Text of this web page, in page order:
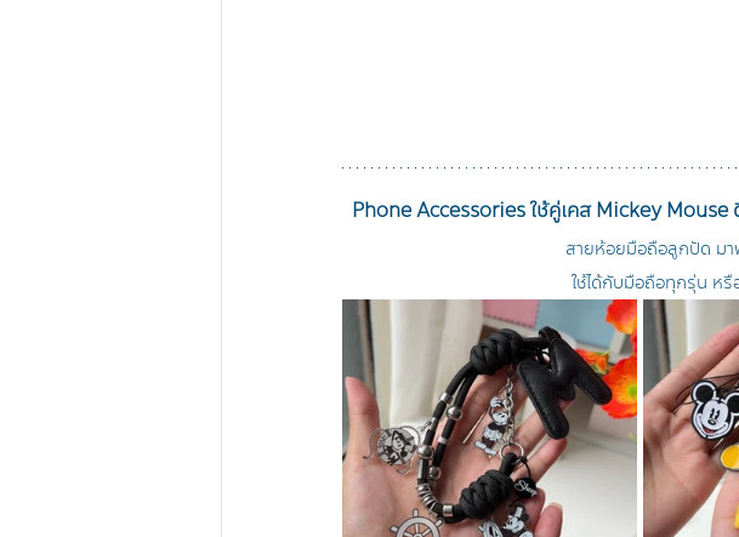
Phone Accessories ใช้คู่เคส Mickey Mouse
สายห้อยมือถือลูกปัด ม
ใช้ได้กับมือถือทุกรุ่น หรื